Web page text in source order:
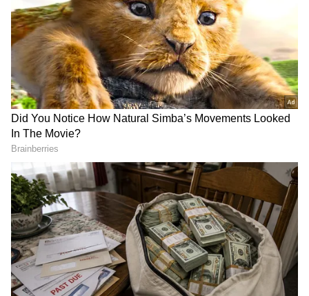
Image Credit : Getty
1.గాలి చొరబడని కంటైనర్, టిష్యూ పేపర్...
సహజంగానే ఎండాకాలంలో కరివేపాకు చాలా తొందరగా
పాడైపోతుంది.తాజా ఆకులు కోసినా కూడా రెండు,మూడు
రోజుల్లోనే ఆకులు వడబడుతూ ఉంటాయి. అందుకే..సరైన
పద్దతిలో నిల్వ చేయడం చాలా ముఖ్యం. మనం గాలి
తగలని ఎయిర్ టైటనర్ కంటైనర్ లో స్టోర్ చేయాలి.
ముందుగా, కాడల నుంచి ఆకులను వేరు చేయాలి. ఆ
తర్వాత శుభ్రమైన నీటితో కడగాలి. తర్వాత వాటిని టిష్యూ
పేపర్ మీద ఆరబెట్టాలి. ఫ్యాన్ గాలి కింద ఆకులను
ఆరపెట్టాలి. తరువాత.. ఒక ప్లాస్టిక్ లేదా గాజు లేదా గాలి
చొరబడని పాత్రలో అడుగున టిష్యూ పేపర్ పరిచి.. దాని
మీద కరివేపాకు ఆలకులు వేయాలి. పైన మరో టిష్యూ పేపర్
తో కప్పాలి. తర్వాత ఈ బాక్స్ ని ఫ్రిజ్ లో పెడితే చాలు...